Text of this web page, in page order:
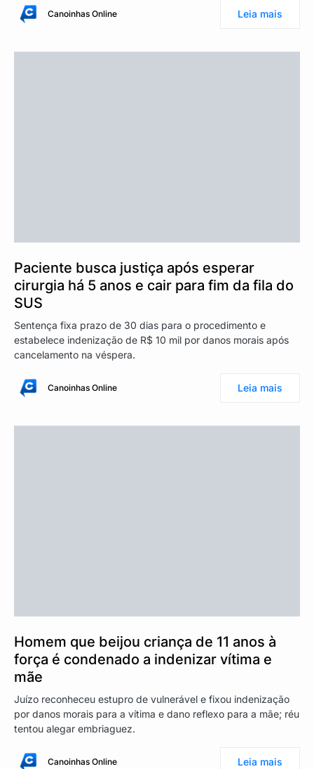
Canoinhas Online Leia mais
Paciente busca justiça após esperar
cirurgia há 5 anos e cair para fim da fila do
SUS
Sentença fixa prazo de 30 dias para o procedimento e
estabelece indenização de R$ 10 mil por danos morais após
cancelamento na véspera.
Canoinhas Online Leia mais
Homem que beijou criança de 11 anos à
força é condenado a indenizar vítima e
mãe
Juízo reconheceu estupro de vulnerável e fixou indenização
por danos morais para a vítima e dano reflexo para a mãe; réu
tentou alegar embriaguez.
Canoinhas Online Leia mais